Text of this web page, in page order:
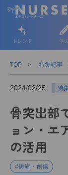
トレンド 学
TOP 特集記事
2024/02/25 特
骨突出部
ョン・エ
の活用
#褥瘡・創傷